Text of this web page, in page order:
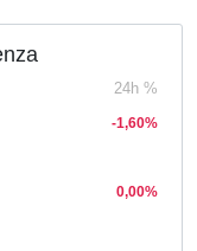
24h %
-1,60%
0,00%